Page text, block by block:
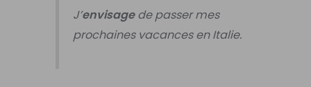
J’envisagede passer mes
prochaines vacances en Italie.